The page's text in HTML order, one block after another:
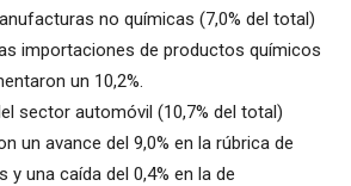
no químicas (7,0% del total)
importaciones de productos químicos
un 10,2%.
sector automóvil (10,7% del total)
un avance del 9,0% en la rúbrica de
una caída del 0,4% en la de